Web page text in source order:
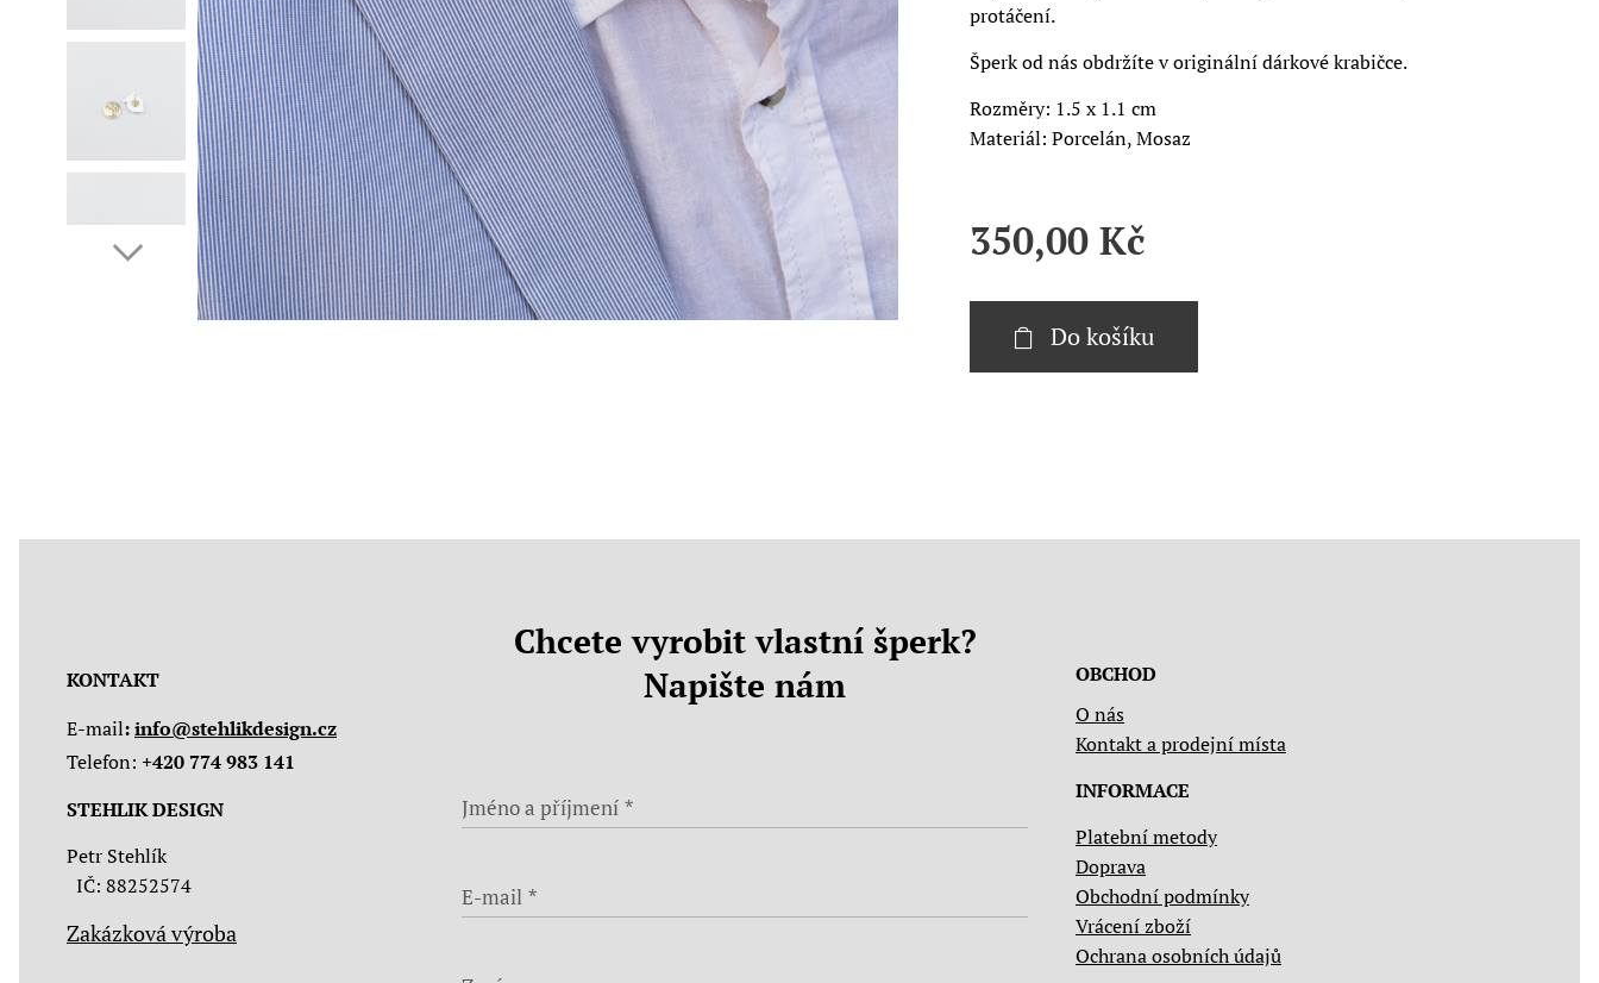
protáčení.
Šperk od nás obdržíte v originální dárkové krabičce.
Rozměry: 1.5 x 1.1 cm
Materiál: Porcelán, Mosaz
350,00 Kč
Do košíku
KONTAKT
E-mail:info@stehlikdesign.cz
Telefon: +420 774 983 141
STEHLIK DESIGN
Petr Stehlík
IČ: 88252574
Zakázková výroba
Chcete vyrobit vlastní šperk?
Napište nám
Jméno a příjmení
E-mail
OBCHOD
O nás
Kontakt a prodejní místa
INFORMACE
Platební metody
Doprava
Obchodní podmínky
Vrácení zboží
Ochrana osobních údajů